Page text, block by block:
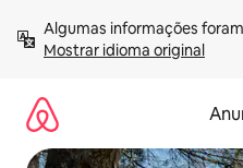
para
Mostrar idioma original